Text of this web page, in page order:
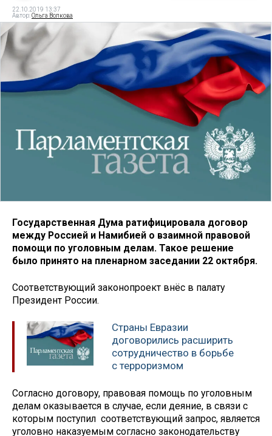
22.10.2019 13:37
Автор:Ольга Волкова
Государственная Дума ратифицировала договор
между Россией и Намибией о взаимной правовой
помощи по уголовным делам. Такое решение
было принято на пленарном заседании 22 октября.
Соответствующий законопроект внёс в палату
Президент России.
Страны Евразии
договорились расширить
сотрудничество в борьбе
с терроризмом
Согласно договору, правовая помощь по уголовным
делам оказывается в случае, если деяние, в связи с
которым поступил соответствующий запрос, является
уголовно наказуемым согласно законодательству